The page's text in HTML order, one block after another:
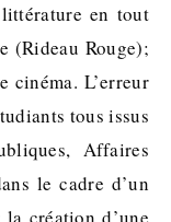
en tout
(Rideau Rouge);
cinéma. L’erreur
tous issus
Affaires
le cadre d’un